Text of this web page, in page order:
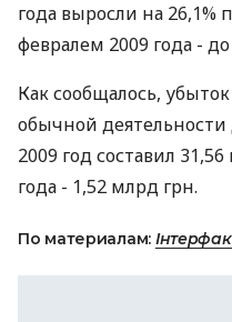
года выросли на 26,1%
февралем 2009 года -
Как сообщалось,
обычной деятельности
2009 год составил
года - 1,52 млрд грн.
По материалам: